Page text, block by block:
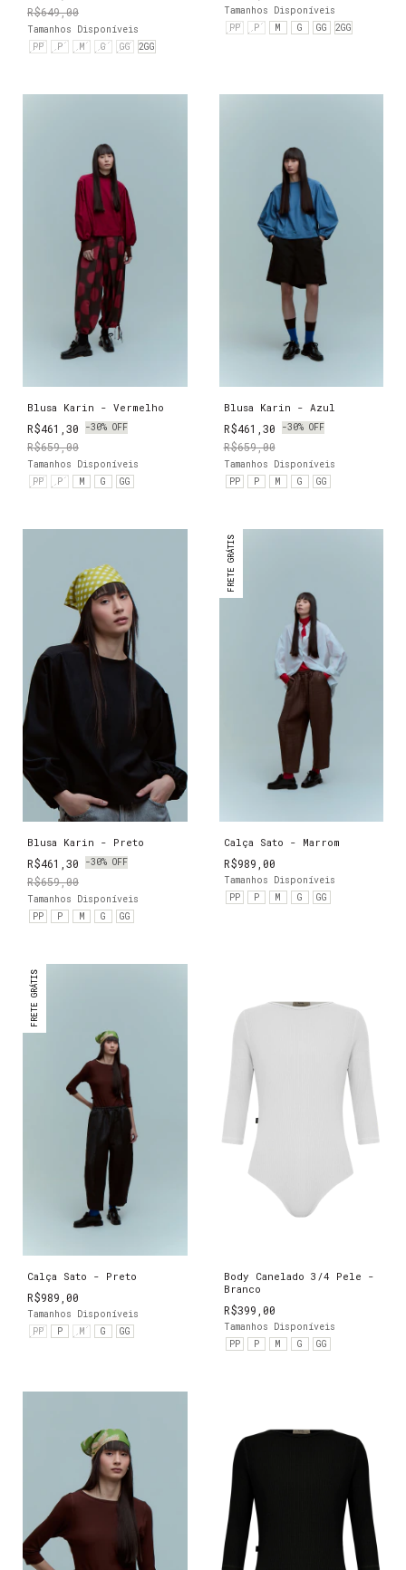
R$649,00
Tamanhos Disponíveis
PP
P M G GG 2GG
Tamanhos Disponíveis
PP
P M G GG 2GG
Blusa Karin - Vermelho
R$461,30 -30% OFF
R$659,00
Tamanhos Disponíveis
PP
P M G GG
Blusa Karin - Azul
R$461,30 -30% OFF
R$659,00
Tamanhos Disponíveis
PP
P M G GG
Blusa Karin - Preto
R$461,30 -30% OFF
R$659,00
Tamanhos Disponíveis
PP
P M G GG
FRETE GRÁTIS
Calça Sato - Marrom
R$989,00
Tamanhos Disponíveis
PP
P M G GG
FRETE GRÁTIS
Calça Sato - Preto
R$989,00
Tamanhos Disponíveis
PP
P M G GG
Body Canelado 3/4 Pele -
Branco
R$399,00
Tamanhos Disponíveis
PP
P M G GG